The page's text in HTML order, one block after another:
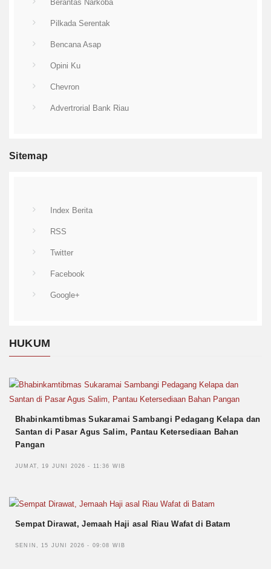
Berantas Narkoba
Pilkada Serentak
Bencana Asap
Opini Ku
Chevron
Advertrorial Bank Riau
Sitemap
Index Berita
RSS
Twitter
Facebook
Google+
HUKUM
Bhabinkamtibmas Sukaramai Sambangi Pedagang Kelapa dan
Santan di Pasar Agus Salim, Pantau Ketersediaan Bahan
Pangan
JUMAT, 19 JUNI 2026 - 11:36 WIB
Sempat Dirawat, Jemaah Haji asal Riau Wafat di Batam
SENIN, 15 JUNI 2026 - 09:08 WIB